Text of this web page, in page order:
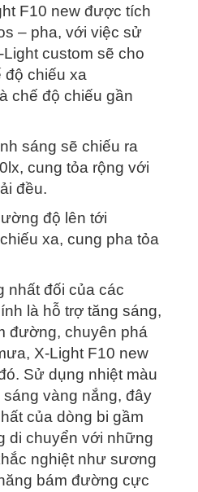
F10 new được tích
– pha, với việc sử
custom sẽ cho
độ chiếu xa
chế độ chiếu gần
sáng sẽ chiếu ra
cung tỏa rộng với
đều.
độ lên tới
xa, cung pha tỏa
nhất đối của các
là hỗ trợ tăng sáng,
đường, chuyên phá
X-Light F10 new
Sử dụng nhiệt màu
vàng nắng, đây
của dòng bi gầm
di chuyển với những
nghiệt như sương
bám đường cực